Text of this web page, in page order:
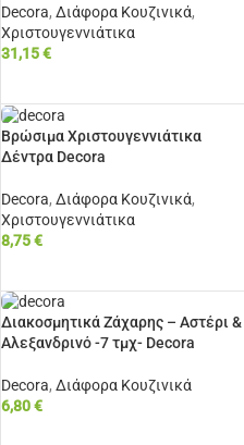
Decora, Διάφορα Κουζινικά,
Χριστουγεννιάτικα
31,15€
Βρώσιμα Χριστουγεννιάτικα
Δέντρα Decora
Decora, Διάφορα Κουζινικά,
Χριστουγεννιάτικα
8,75€
Διακοσμητικά Ζάχαρης – Αστέρι &
Αλεξανδρινό -7 τμχ- Decora
Decora, Διάφορα Κουζινικά
6,80€